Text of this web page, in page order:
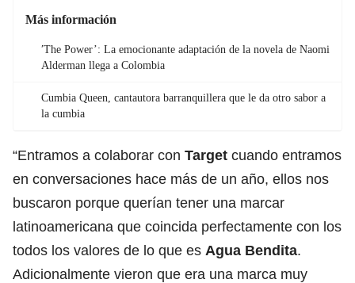
Más información
′The Power’: La emocionante adaptación de la novela de Naomi
Alderman llega a Colombia
Cumbia Queen, cantautora barranquillera que le da otro sabor a
la cumbia
“Entramos a colaborar con Target cuando entramos
en conversaciones hace más de un año, ellos nos
buscaron porque querían tener una marcar
latinoamericana que coincida perfectamente con los
todos los valores de lo que es Agua Bendita.
Adicionalmente vieron que era una marca muy